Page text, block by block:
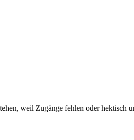
weil Zugänge fehlen oder hektisch